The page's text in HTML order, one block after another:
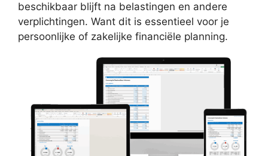
beschikbaar blijft na belastingen en andere
verplichtingen. Want dit is essentieel voor je
persoonlijke of zakelijke financiële planning.